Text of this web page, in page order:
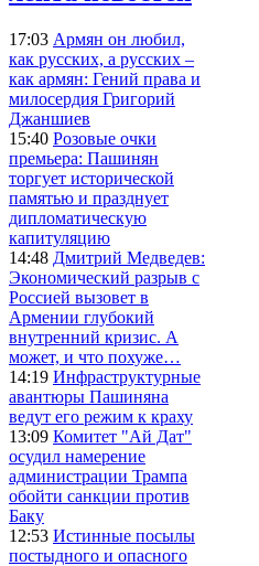
17:03 Армян он любил,
как русских, а русских –
как армян: Гений права и
милосердия Григорий
Джаншиев
15:40 Розовые очки
премьера: Пашинян
торгует исторической
памятью и празднует
дипломатическую
капитуляцию
14:48 Дмитрий Медведев:
Экономический разрыв с
Россией вызовет в
Армении глубокий
внутренний кризис. А
может, и что похуже…
14:19 Инфраструктурные
авантюры Пашиняна
ведут его режим к краху
13:09 Комитет "Ай Дат"
осудил намерение
администрации Трампа
обойти санкции против
Баку
12:53 Истинные посылы
постыдного и опасного